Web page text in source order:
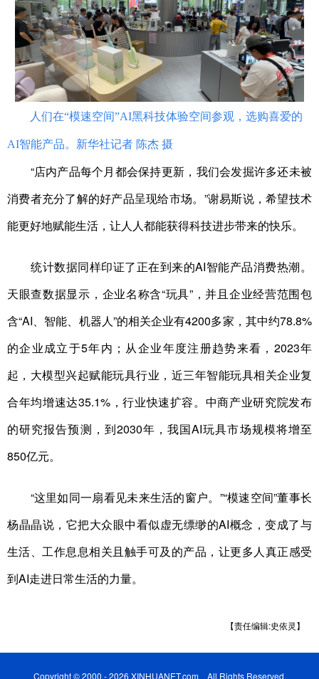
人们在“模速空间”AI黑科技体验空间参观，选购喜爱的
AI智能产品。新华社记者 陈杰 摄
“店内产品每个月都会保持更新，我们会发掘许多还未被
消费者充分了解的好产品呈现给市场。”谢易斯说，希望技术
能更好地赋能生活，让人人都能获得科技进步带来的快乐。
统计数据同样印证了正在到来的AI智能产品消费热潮。
天眼查数据显示，企业名称含“玩具”，并且企业经营范围包
含“AI、智能、机器人”的相关企业有4200多家，其中约78.8%
的企业成立于5年内；从企业年度注册趋势来看，2023年
起，大模型兴起赋能玩具行业，近三年智能玩具相关企业复
合年均增速达35.1%，行业快速扩容。中商产业研究院发布
的研究报告预测，到2030年，我国AI玩具市场规模将增至
850亿元。
“这里如同一扇看见未来生活的窗户。”“模速空间”董事长
杨晶晶说，它把大众眼中看似虚无缥缈的AI概念，变成了与
生活、工作息息相关且触手可及的产品，让更多人真正感受
到AI走进日常生活的力量。
【责任编辑:史依灵】
Copyright © 2000 - 2026 XINHUANET.com All Rights Reserved.